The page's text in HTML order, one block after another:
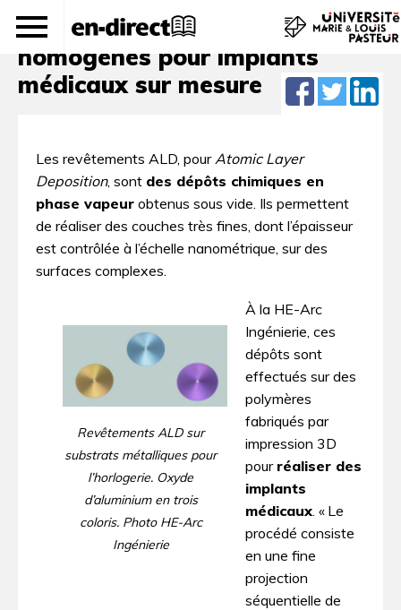
Traitements de surface
homogènes pour implants
médicaux sur mesure
Les revêtements ALD, pourAtomic Layer
Deposition, sont des dépôts chimiques en
phase vapeur obtenus sous vide. Ils permettent
de réaliser des couches très fines, dont l’épaisseur
est contrôlée à l’échelle nanométrique, sur des
surfaces complexes.
Revêtements ALD sur
substrats métalliques pour
l’horlogerie. Oxyde
d’aluminium en trois
coloris. Photo HE-Arc
Ingénierie
À la HE-Arc
Ingénierie, ces
dépôts sont
effectués sur des
polymères
fabriqués par
impression 3D
pour réaliser des
implants
médicaux. « Le
procédé consiste
en une fine
projection
séquentielle de